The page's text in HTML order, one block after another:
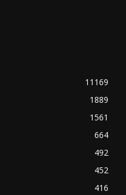
11169
1889
1561
664
492
452
416